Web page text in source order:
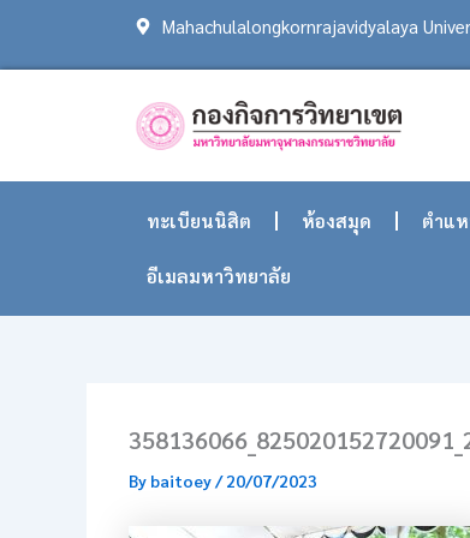
content
Mahachulalongkornrajavidyalaya
ทะเบียนนิสิต ห้องสมุด ตำแ
อีเมลมหาวิทยาลัย
By baitoey/20/07/2023